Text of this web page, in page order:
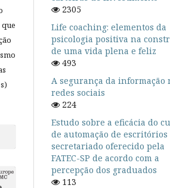
2305
Life coaching: elementos da
psicologia positiva na
de uma vida plena e feliz
493
A segurança da informação
redes sociais
224
Estudo sobre a eficácia do
de automação de escritórios
secretariado oferecido pela
FATEC-SP de acordo com a
percepção dos graduados
113